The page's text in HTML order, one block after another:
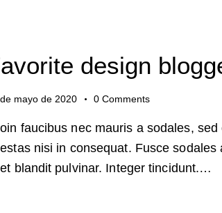
design
mayo de 2020 0 Comments
faucibus nec mauris a sodales,
nisi in consequat. Fusce
blandit pulvinar. Integer tincidunt.…